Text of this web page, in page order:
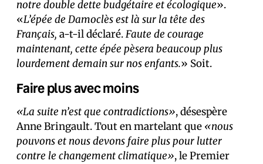
notre double dette budgétaire et écologique».
«L’épée de Damoclès est là sur la tête des
Français, a-t-il déclaré.Faute de courage
maintenant, cette épée pèsera beaucoup plus
lourdement demain sur nos enfants.» Soit.
Faire plus avec moins
«La suite n’est que contradictions», désespère
Anne Bringault. Tout en martelant que «nous
pouvons et nous devons faire plus pour lutter
contre le changement climatique», le Premier